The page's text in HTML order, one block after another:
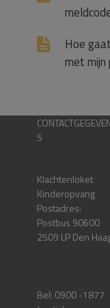
Hoe
met mijn
S
Klachtenloket
Kinderopvang
Postadres:
Postbus 90600
2509 LP Den
Bel: 0900 -1877